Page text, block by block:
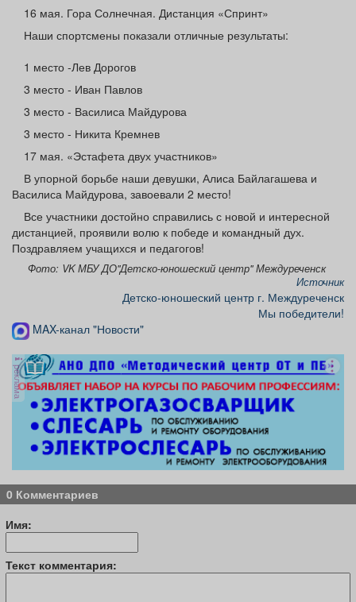
ТВ программа Я - пенсионер
16 мая. Гора Солнечная. Дистанция «Спринт»
Наши спортсмены показали отличные результаты:
1 место -Лев Дорогов
3 место - Иван Павлов
3 место - Василиса Майдурова
3 место - Никита Кремнев
17 мая. «Эстафета двух участников»
В упорной борьбе наши девушки, Алиса Байлагашева и
Василиса Майдурова, завоевали 2 место!
Все участники достойно справились с новой и интересной
дистанцией, проявили волю к победе и командный дух.
Поздравляем учащихся и педагогов!
Фото: VK МБУ ДО"Детско-юношеский центр" Междуреченск
Источник
Детско-юношеский центр г. Междуреченск
Мы победители!
MAX-канал "Новости"
реклама
0 Комментариев
Имя:
Текст комментария: